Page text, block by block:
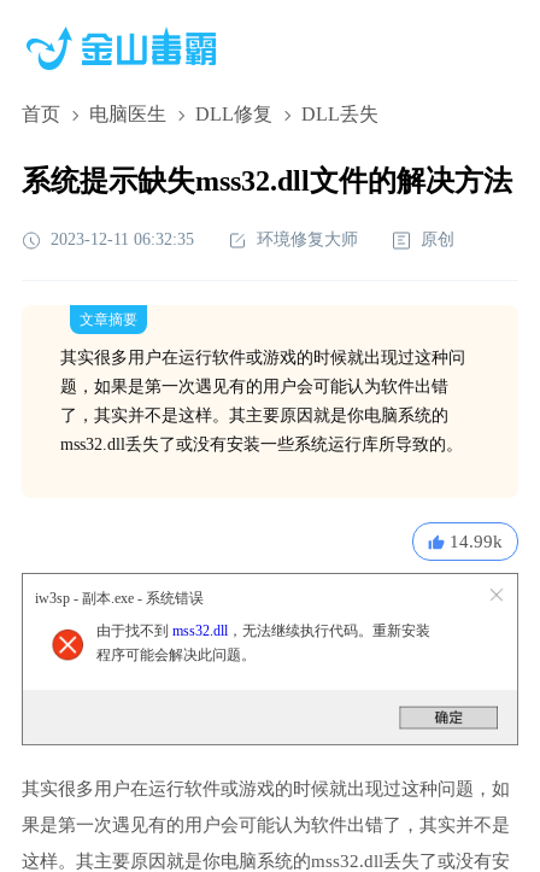
首页 电脑医生 DLL修复 DLL丢失
系统提示缺失mss32.dll文件的解决方法
2023-12-11 06:32:35 环境修复大师 原创
文章摘要
其实很多用户在运行软件或游戏的时候就出现过这种问
题，如果是第一次遇见有的用户会可能认为软件出错
了，其实并不是这样。其主要原因就是你电脑系统的
mss32.dll丢失了或没有安装一些系统运行库所导致的。
14.99k
iw3sp - 副本.exe - 系统错误
由于找不到 mss32.dll，无法继续执行代码。重新安装
程序可能会解决此问题。
其实很多用户在运行软件或游戏的时候就出现过这种问题，如
果是第一次遇见有的用户会可能认为软件出错了，其实并不是
这样。其主要原因就是你电脑系统的mss32.dll丢失了或没有安